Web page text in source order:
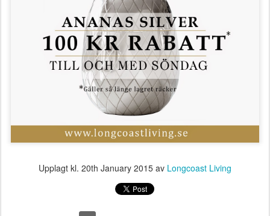
Upplagt kl. 20th January 2015 av Longcoast Living